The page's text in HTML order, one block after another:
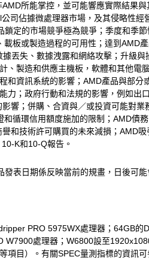
所能掌控，並可能響應實際結果
司佔據微處理器市場，及其侵略性
定的市場競爭極為競爭；季度和季
板或製造過程的可用性；達到AMD
丟失、數據洩露和網絡攻擊；升級
製造和供應主機板，軟體和其他電
資訊系統的影響；AMD產品與部
；政府行動和法規的影響，例如出
響；併購、合資與／或投資可能對
循環信用額度施加的限制；AMD債
和技術許可購買的未來減損；AMD
K和10-Q報告。
表日期係反映當前的規畫，日後可能
PRO 5975WX處理器；64GB
處理器；W6800設至
目）。有關SPEC量測指標的資訊可